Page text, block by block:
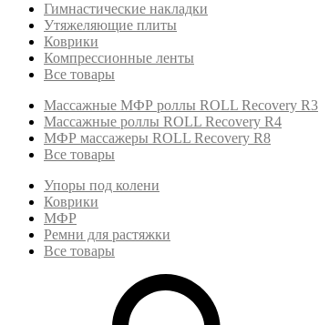
Гимнастические накладки
Утяжеляющие плиты
Коврики
Компрессионные ленты
Все товары
Массажные МФР роллы ROLL Recovery R3
Массажные роллы ROLL Recovery R4
МФР массажеры ROLL Recovery R8
Все товары
Упоры под колени
Коврики
МФР
Ремни для растяжки
Все товары